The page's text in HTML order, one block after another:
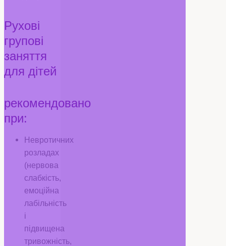
Рухові
групові
заняття
для дітей
рекомендовано
при:
Невротичних
розладах
(нервова
слабкість,
емоційна
лабільність
і
підвищена
тривожність,